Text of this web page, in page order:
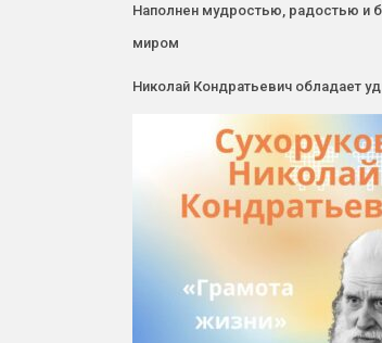
Наполнен мудростью, радостью и
миром
Николай Кондратьевич обладает